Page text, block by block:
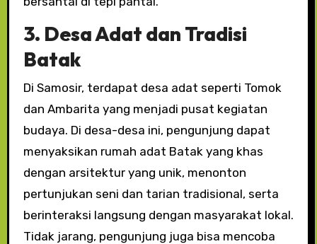
3. Desa Adat dan Tradisi
Batak
Di Samosir, terdapat desa adat seperti Tomok
dan Ambarita yang menjadi pusat kegiatan
budaya. Di desa-desa ini, pengunjung dapat
menyaksikan rumah adat Batak yang khas
dengan arsitektur yang unik, menonton
pertunjukan seni dan tarian tradisional, serta
berinteraksi langsung dengan masyarakat lokal.
Tidak jarang, pengunjung juga bisa mencoba